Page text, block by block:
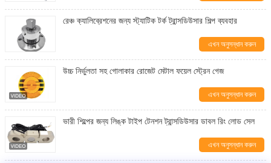
রেঞ্চ ক্যালিব্রেশনের জন্য স্ট্যাটিক টর্ক ট্রান্সডিউসার শিল্প ব্যবহার
এখন অনুসন্ধান করুন
উচ্চ নির্ভুলতা সহ গোলাকার রোজেট মেটাল ফয়েল স্ট্রেন গেজ
এখন অনুসন্ধান করুন
ভারী শিল্পের জন্য লিঙ্ক টাইপ টেনশন ট্রান্সডিউসার ডাবল রিং লোড সেল
এখন অনুসন্ধান করুন